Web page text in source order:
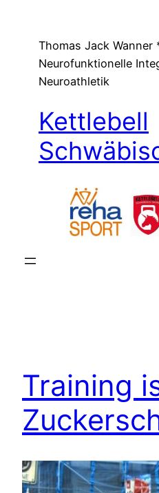
springenThomas Jack Wanner
Neurofunktionelle
Neuroathletik
Kettlebell
Training